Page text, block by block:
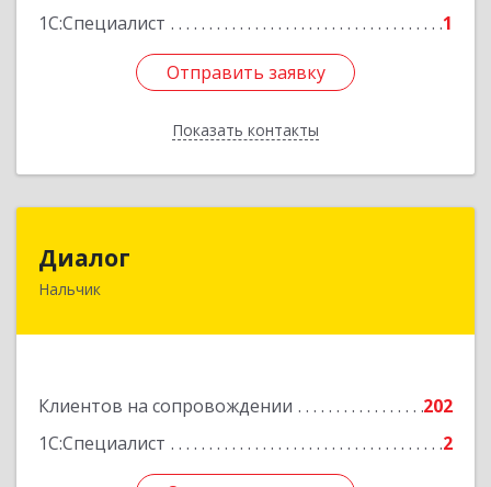
1С:Специалист
1
Отправить заявку
Показать контакты
Отправить заявку
Назад
Диалог
Нальчик
Клиентов на сопровождении
202
1С:Специалист
2
360016, Кабардино-Балкарская Респ, Нальчик г,